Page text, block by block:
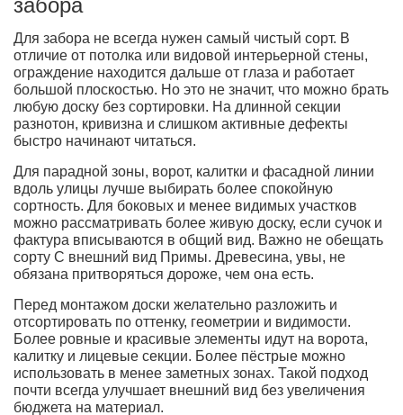
Для забора не всегда нужен самый чистый сорт. В
отличие от потолка или видовой интерьерной стены,
ограждение находится дальше от глаза и работает
большой плоскостью. Но это не значит, что можно брать
любую доску без сортировки. На длинной секции
разнотон, кривизна и слишком активные дефекты
быстро начинают читатьcя.
Для парадной зоны, ворот, калитки и фасадной линии
вдоль улицы лучше выбирать более спокойную
сортность. Для боковых и менее видимых участков
можно рассматривать более живую доску, если сучок и
фактура вписываются в общий вид. Важно не обещать
сорту C внешний вид Примы. Древесина, увы, не
обязана притворяться дороже, чем она есть.
Перед монтажом доски желательно разложить и
отсортировать по оттенку, геометрии и видимости.
Более ровные и красивые элементы идут на ворота,
калитку и лицевые секции. Более пёстрые можно
использовать в менее заметных зонах. Такой подход
почти всегда улучшает внешний вид без увеличения
бюджета на материал.